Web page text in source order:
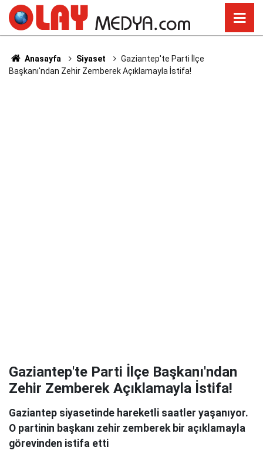
Anasayfa Siyaset
Gaziantep'te Parti İlçe
Başkanı'ndan Zehir Zemberek Açıklamayla İstifa!
Gaziantep'te Parti İlçe Başkanı'ndan
Zehir Zemberek Açıklamayla İstifa!
Gaziantep siyasetinde hareketli saatler yaşanıyor.
O partinin başkanı zehir zemberek bir açıklamayla
görevinden istifa etti